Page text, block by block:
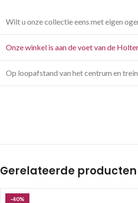
Wilt u onze collectie eens met eigen
Onze winkel is aan de voet van de
Op loopafstand van het centrum en
Gerelateerde producten
-40%